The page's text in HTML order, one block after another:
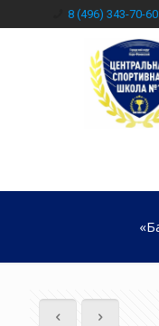
8 (496) 343-70-60